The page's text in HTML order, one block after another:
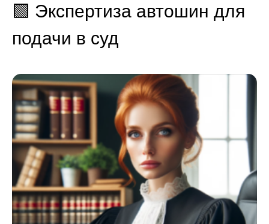
🟩 Экспертиза автошин для
подачи в суд